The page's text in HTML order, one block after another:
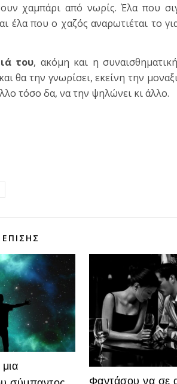
χαμπάρι από νωρίς. Έλα που
που ο χαζός αναρωτιέται το
του, ακόμη και η
θα την γνωρίσει, εκείνη την
τόσο δα, να την ψηλώνει κι άλλο.
Φαντάσου να σε